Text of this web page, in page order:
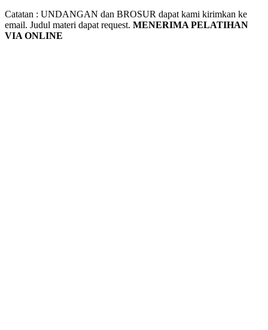
Catatan : UNDANGAN dan BROSUR dapat kami kirimkan ke
email. Judul materi dapat request. MENERIMA PELATIHAN
VIA ONLINE